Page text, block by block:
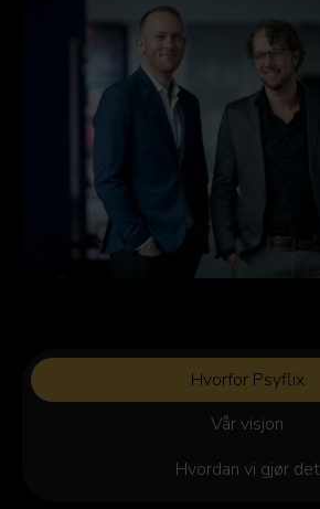
Hvorfor Psyflix
Vår visjon
Hvordan vi gjør det